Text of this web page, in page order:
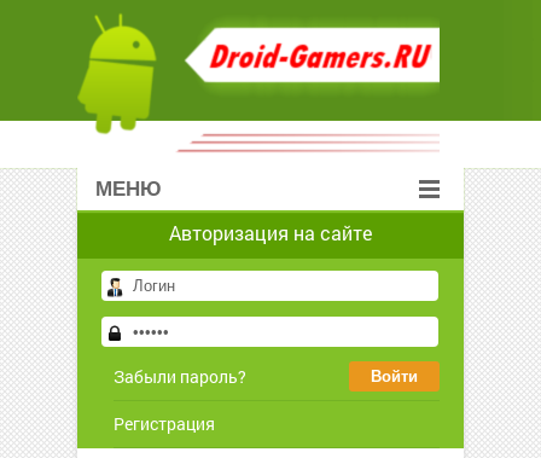
МЕНЮ
Авторизация на сайте
Забыли пароль?
Регистрация